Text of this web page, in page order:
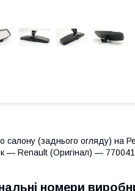
салону (заднього огляду) на
— Renault (Оригінал) —
номери